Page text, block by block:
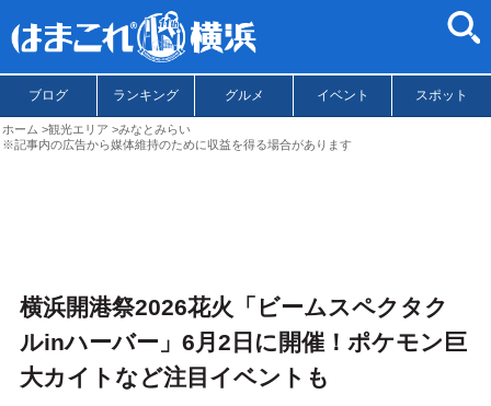
ブログ ランキング グルメ イベント スポット
ホーム 観光エリア
みなとみらい
※記事内の広告から媒体維持のために収益を得る場合があります
横浜開港祭2026花火「ビームスペクタク
ルinハーバー」6月2日に開催！ポケモン巨
大カイトなど注目イベントも